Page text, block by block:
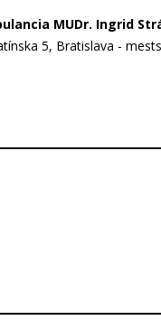
MUDr. Ingrid
5, Bratislava -